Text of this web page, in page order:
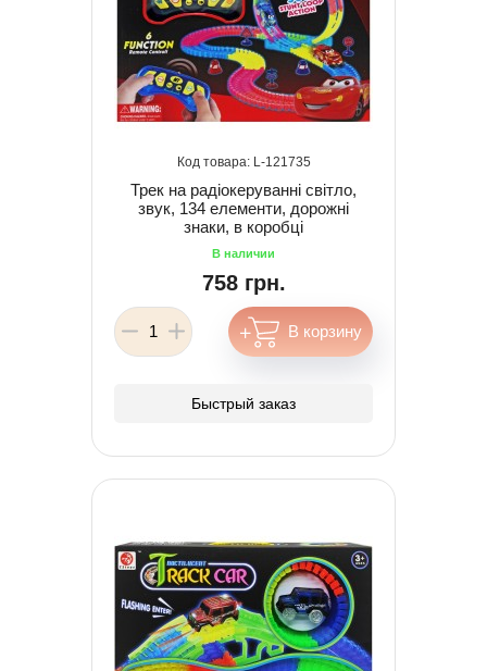
121735
Трек на радіокеруванні світло,
звук, 134 елементи, дорожні
знаки, в коробці
758 грн.
Быстрый заказ